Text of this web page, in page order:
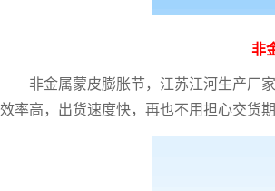
非
非金属蒙皮膨胀节，江苏江河生产厂
效率高，出货速度快，再也不用担心交货